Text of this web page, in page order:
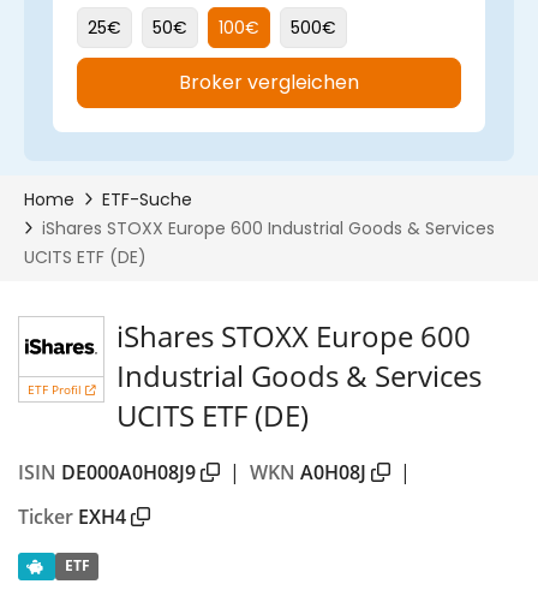
ETF Profil
iShares STOXX Europe 600
Industrial Goods & Services
UCITS ETF (DE)
ISIN DE000A0H08J9 | WKN A0H08J
|
Ticker EXH4
ETF